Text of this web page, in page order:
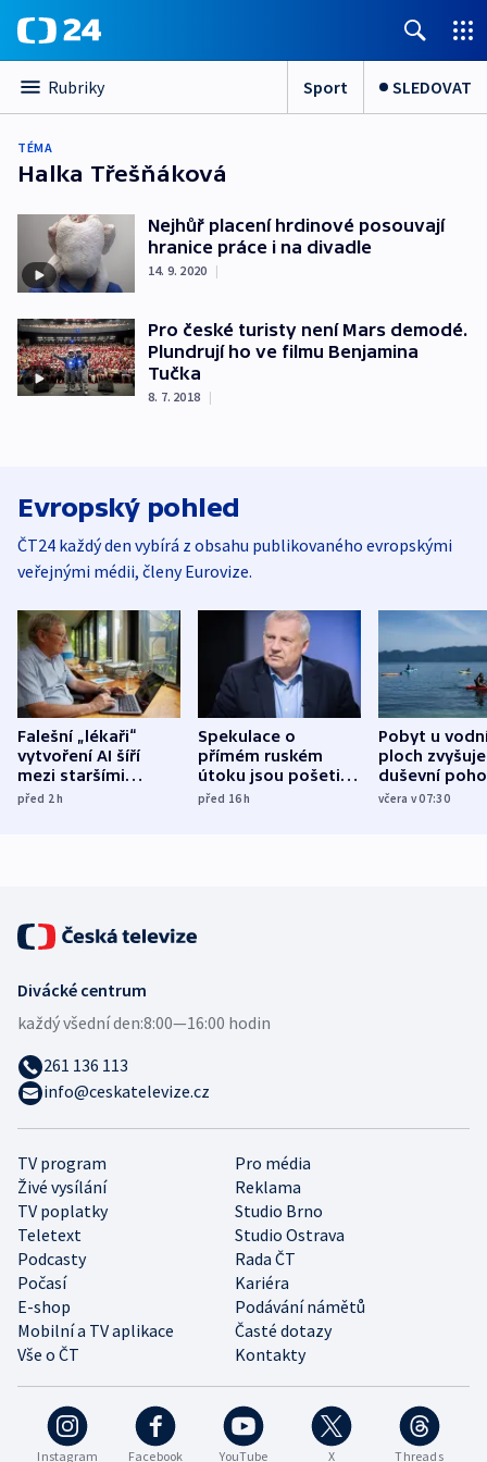
Rubriky Sport SLEDOVAT
TÉMA
Halka Třešňáková
Nejhůř placení hrdinové posouvají
hranice práce i na divadle
14. 9. 2020 |
Pro české turisty není Mars demodé.
Plundrují ho ve filmu Benjamina
Tučka
8. 7. 2018 |
Evropský pohled
ČT24 každý den vybírá z obsahu publikovaného evropskými
veřejnými médii, členy Eurovize.
Falešní „lékaři“
vytvoření AI šíří
mezi staršími
Poláky nebezpečné
před 2h
Spekulace o
přímém ruském
útoku jsou pošetilé,
míní estonský
před 16h
Pobyt u
ploch zvyšuje
duševní
ukázala
včera v 07:30
Instagram Facebook YouTube X Threads
TV program
Pro média
Živé vysílání
Reklama
TV poplatky
Studio Brno
Teletext
Studio Ostrava
Podcasty
Rada ČT
Počasí
Kariéra
E-shop
Podávání námětů
Mobilní a TV aplikace
Časté dotazy
Vše o ČT
Kontakty
Divácké centrum
každý všední den:8:00—16:00 hodin
261 136 113
info@ceskatelevize.cz